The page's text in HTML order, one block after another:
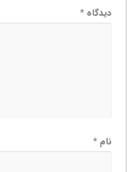
دیدگاه*
نام*